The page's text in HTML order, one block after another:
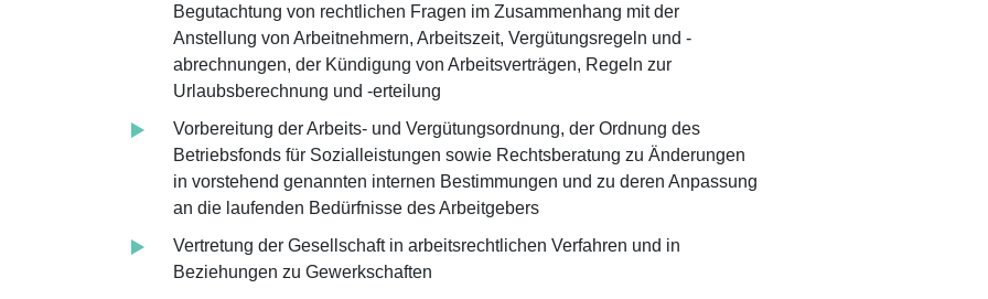
Begutachtung von rechtlichen Fragen im Zusammenhang mit der
Anstellung von Arbeitnehmern, Arbeitszeit, Vergütungsregeln und -
abrechnungen, der Kündigung von Arbeitsverträgen, Regeln zur
Urlaubsberechnung und -erteilung
Vorbereitung der Arbeits- und Vergütungsordnung, der Ordnung des
Betriebsfonds für Sozialleistungen sowie Rechtsberatung zu Änderungen
in vorstehend genannten internen Bestimmungen und zu deren Anpassung
an die laufenden Bedürfnisse des Arbeitgebers
Vertretung der Gesellschaft in arbeitsrechtlichen Verfahren und in
Beziehungen zu Gewerkschaften